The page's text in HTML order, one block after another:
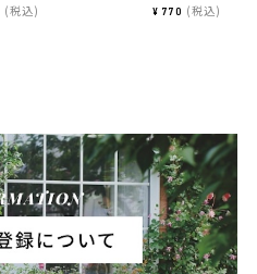
税込 ¥ 770 税込